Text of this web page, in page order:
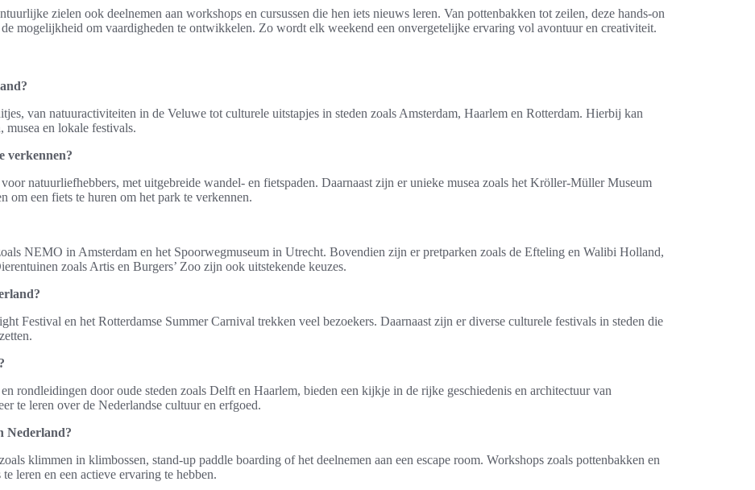
zielen ook deelnemen aan workshops en cursussen die hen iets nieuws leren. Van pottenbakken tot zeilen, deze hands-on
mogelijkheid om vaardigheden te ontwikkelen. Zo wordt elk weekend een onvergetelijke ervaring vol avontuur en creativiteit.
van natuuractiviteiten in de Veluwe tot culturele uitstapjes in steden zoals Amsterdam, Haarlem en Rotterdam. Hierbij kan
musea en lokale festivals.
verkennen?
natuurliefhebbers, met uitgebreide wandel- en fietspaden. Daarnaast zijn er unieke musea zoals het Kröller-Müller Museum
om een fiets te huren om het park te verkennen.
NEMO in Amsterdam en het Spoorwegmuseum in Utrecht. Bovendien zijn er pretparken zoals de Efteling en Walibi Holland,
zoals Artis en Burgers’ Zoo zijn ook uitstekende keuzes.
Festival en het Rotterdamse Summer Carnival trekken veel bezoekers. Daarnaast zijn er diverse culturele festivals in steden die
rondleidingen door oude steden zoals Delft en Haarlem, bieden een kijkje in de rijke geschiedenis en architectuur van
te leren over de Nederlandse cultuur en erfgoed.
Nederland?
klimmen in klimbossen, stand-up paddle boarding of het deelnemen aan een escape room. Workshops zoals pottenbakken en
leren en een actieve ervaring te hebben.